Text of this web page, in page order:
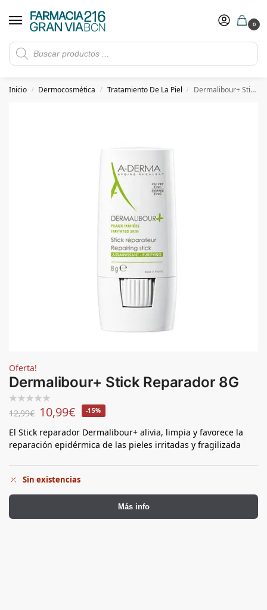
0
Rebajas de verano hasta -30%
​ 5€ de descuento con el cupón 5GRANVIA (compras superiores a 150€)
Inicio / Dermocosmética / Tratamiento De La Piel / Dermalibour+ Stick Reparador 8G
Oferta!
Dermalibour+ Stick Reparador 8G
12,99€ 10,99€ -15%
El Stick reparador Dermalibour+ alivia, limpia y favorece la
reparación epidérmica de las pieles irritadas y fragilizada
Sin existencias
Más info